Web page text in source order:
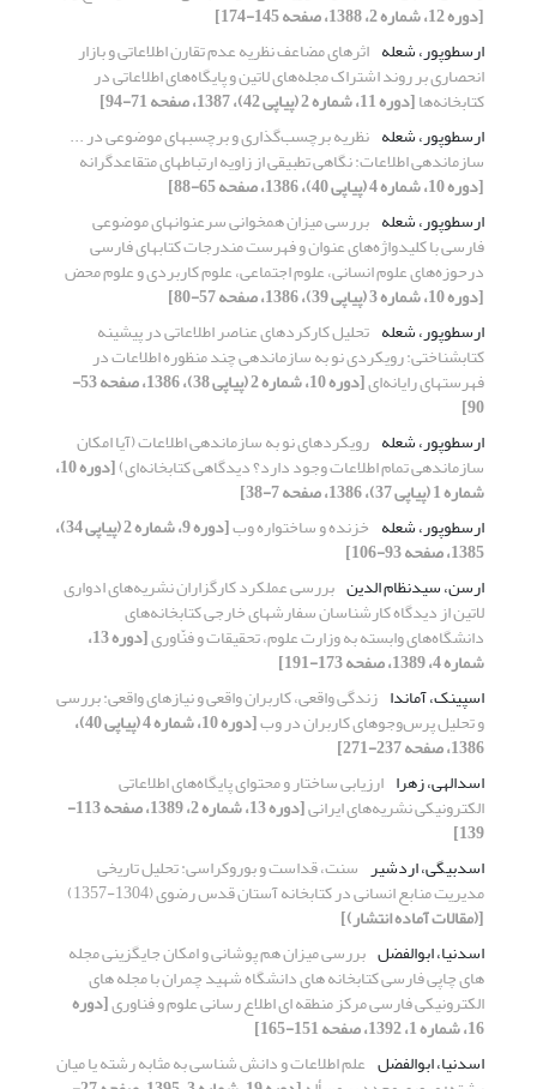
[دوره 12، شماره 2، 1388، صفحه 145-174]
ارسطوپور، شعله اثرهای مضاعف نظریه عدم تقارن اطلاعاتی و بازار
انحصاری بر روند اشتراک مجله‌های لاتین و پایگاه‌های اطلاعاتی در
کتابخانه‌ها[دوره 11، شماره 2 (پیاپی 42)، 1387، صفحه 71-94]
ارسطوپور، شعله نظریه برچسب‌گذاری و برچسبهای موضوعی در ...
سازماندهی اطلاعات: نگاهی تطبیقی از زاویه ارتباطهای متقاعدگرانه
[دوره 10، شماره 4 (پیاپی 40)، 1386، صفحه 65-88]
ارسطوپور، شعله بررسی میزان همخوانی سرعنوانهای موضوعی
فارسی با کلیدواژه‌های عنوان و فهرست مندرجات کتابهای فارسی
درحوزه‌های علوم انسانی، علوم اجتماعی، علوم کاربردی و علوم محض
[دوره 10، شماره 3 (پیاپی 39)، 1386، صفحه 57-80]
ارسطوپور، شعله تحلیل کارکردهای عناصر اطلاعاتی در پیشینه
کتابشناختی: رویکردی نو به سازماندهی چند منظوره اطلاعات در
فهرستهای رایانه‌ای [دوره 10، شماره 2 (پیاپی 38)، 1386، صفحه 53-
90]
ارسطوپور، شعله رویکردهای نو به سازماندهی اطلاعات (آیا امکان
سازماندهی تمام اطلاعات وجود دارد؟ دیدگاهی کتابخانه‌ای) [دوره 10،
شماره 1 (پیاپی 37)، 1386، صفحه 7-38]
ارسطوپور، شعله خزنده و ساختواره وب [دوره 9، شماره 2 (پیاپی 34)،
1385، صفحه 93-106]
ارسن، سیدنظام الدین بررسی عملکرد کارگزاران نشریه‌های ادواری
لاتین از دیدگاه کارشناسان سفارشهای خارجی کتابخانه‌های
دانشگاه‌های وابسته به وزارت علوم، تحقیقات و فنّاوری [دوره 13،
شماره 4، 1389، صفحه 173-191]
اسپینک، آماندا زندگی واقعی، کاربران واقعی و نیازهای واقعی: بررسی
و تحلیل پرس‌و‌جوهای کاربران در وب [دوره 10، شماره 4 (پیاپی 40)،
1386، صفحه 237-271]
اسدالهی، زهرا ارزیابی ساختار و محتوای پایگاه‌های اطلاعاتی
الکترونیکی نشریه‌های ایرانی [دوره 13، شماره 2، 1389، صفحه 113-
139]
اسدبیگی، اردشیر سنت، قداست و بوروکراسی: تحلیل تاریخی
مدیریت منابع انسانی در کتابخانه آستان قدس رضوی (1304-1357)
[(مقالات آماده انتشار)]
اسدنیا، ابوالفضل بررسی میزان هم پوشانی و امکان جایگزینی مجله
های چاپی فارسی کتابخانه های دانشگاه شهید چمران با مجله های
الکترونیکی فارسی مرکز منطقه ای اطلاع رسانی علوم و فناوری[دوره
16، شماره 1، 1392، صفحه 151-165]
اسدنیا، ابوالفضل علم اطلاعات و دانش شناسی به مثابه رشته یا میان